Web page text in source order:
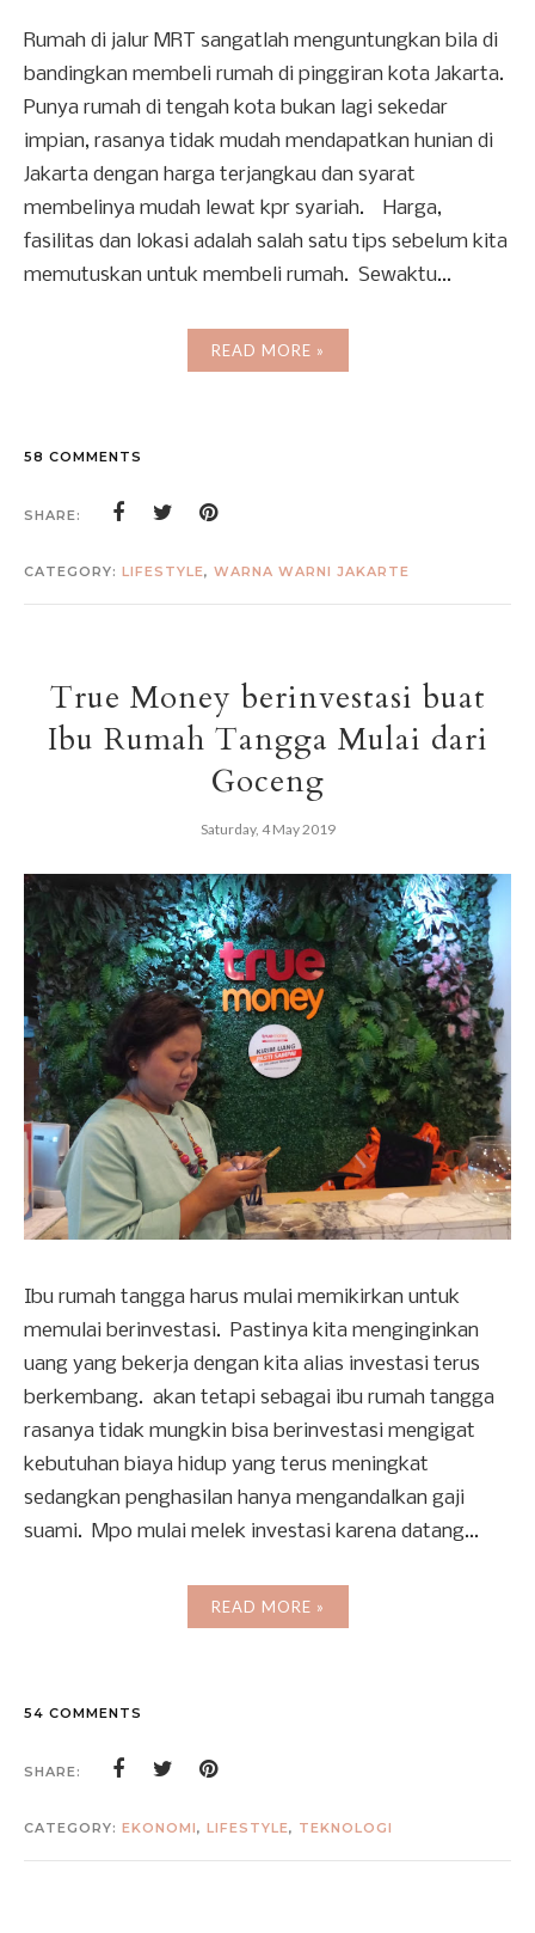
Rumah di jalur MRT sangatlah menguntungkan bila di
bandingkan membeli rumah di pinggiran kota Jakarta.
Punya rumah di tengah kota bukan lagi sekedar
impian, rasanya tidak mudah mendapatkan hunian di
Jakarta dengan harga terjangkau dan syarat
membelinya mudah lewat kpr syariah. Harga,
fasilitas dan lokasi adalah salah satu tips sebelum kita
memutuskan untuk membeli rumah. Sewaktu...
READ MORE »
58 COMMENTS
SHARE:
CATEGORY: LIFESTYLE, WARNA WARNI JAKARTE
True Money berinvestasi buat
Ibu Rumah Tangga Mulai dari
Goceng
Saturday, 4 May 2019
Ibu rumah tangga harus mulai memikirkan untuk
memulai berinvestasi. Pastinya kita menginginkan
uang yang bekerja dengan kita alias investasi terus
berkembang. akan tetapi sebagai ibu rumah tangga
rasanya tidak mungkin bisa berinvestasi mengigat
kebutuhan biaya hidup yang terus meningkat
sedangkan penghasilan hanya mengandalkan gaji
suami. Mpo mulai melek investasi karena datang...
READ MORE »
54 COMMENTS
SHARE:
CATEGORY: EKONOMI, LIFESTYLE, TEKNOLOGI